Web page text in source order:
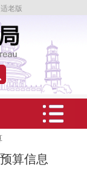
适老版
算信息